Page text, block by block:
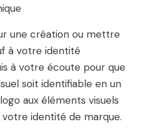
une création ou mettre
à votre identité
à votre écoute pour que
soit identifiable en un
aux éléments visuels
identité de marque.